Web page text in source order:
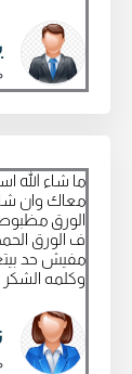
ما شاء الله
معاك وان شاء
الورق مظبوط
ف الورق الحمد
مفيش حد
وكلمه الشكر دى